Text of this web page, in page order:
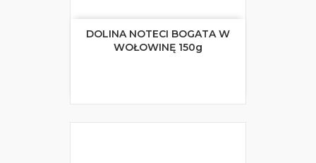
DOLINA NOTECI BOGATA W
WOŁOWINĘ 150g